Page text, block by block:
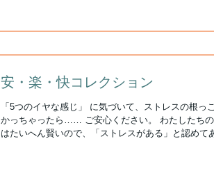
安・楽・快コレクション
「5つのイヤな感じ」 に気づいて、ストレスの根っ
かっちゃったら…… ご安心ください。 わたしたちの無意識
はたいへん賢いので、「ストレスがある」と認めて